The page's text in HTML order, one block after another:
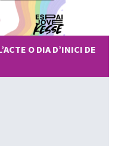
O DIA D’INICI DE